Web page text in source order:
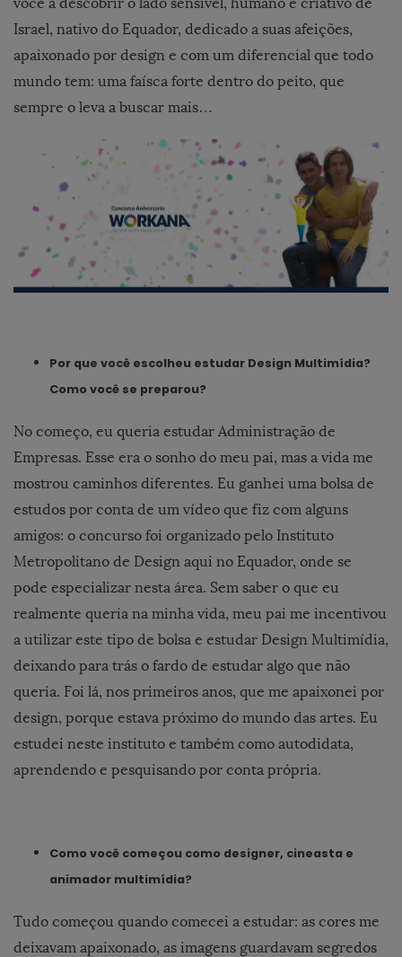
Israel, nativo do Equador, dedicado a suas afeições,
apaixonado por design e com um diferencial que todo
mundo tem: uma faísca forte dentro do peito, que
sempre o leva a buscar mais…
Por que você escolheu estudar Design Multimídia?
Como você se preparou?
No começo, eu queria estudar Administração de
Empresas. Esse era o sonho do meu pai, mas a vida me
mostrou caminhos diferentes. Eu ganhei uma bolsa de
estudos por conta de um vídeo que fiz com alguns
amigos: o concurso foi organizado pelo Instituto
Metropolitano de Design aqui no Equador, onde se
pode especializar nesta área. Sem saber o que eu
realmente queria na minha vida, meu pai me incentivou
a utilizar este tipo de bolsa e estudar Design Multimídia,
deixando para trás o fardo de estudar algo que não
queria. Foi lá, nos primeiros anos, que me apaixonei por
design, porque estava próximo do mundo das artes. Eu
estudei neste instituto e também como autodidata,
aprendendo e pesquisando por conta própria.
Como você começou como designer, cineasta e
animador multimídia?
Tudo começou quando comecei a estudar: as cores me
deixavam apaixonado, as imagens guardavam segredos